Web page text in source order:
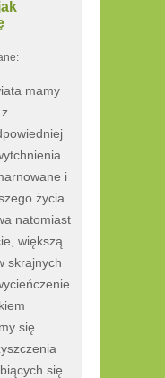
mamy
i
życia.
natomiast
większą
skrajnych
się
się